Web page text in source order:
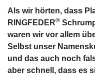
Als wir hörten, dass
RINGFEDER®
waren wir vor allem
Selbst unser
und das auch noch
aber schnell, dass es